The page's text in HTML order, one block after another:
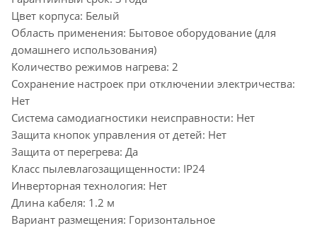
Цвет корпуса: Белый
Область применения: Бытовое оборудование (для
домашнего использования)
Количество режимов нагрева: 2
Сохранение настроек при отключении электричества:
Нет
Система самодиагностики неисправности: Нет
Защита кнопок управления от детей: Нет
Защита от перегрева: Да
Класс пылевлагозащищенности: IP24
Инверторная технология: Нет
Длина кабеля: 1.2 м
Вариант размещения: Горизонтальное